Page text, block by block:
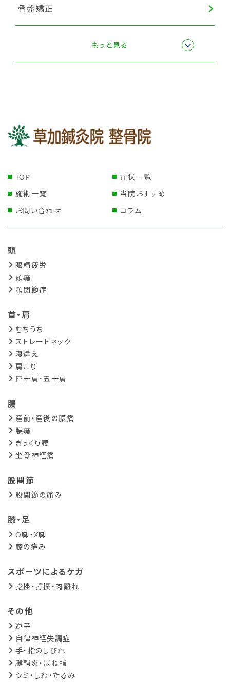
骨盤矯正
マッサージ・もみほぐしもっと見る
TOP
症状一覧
施術一覧
当院おすすめ
お問い合わせ
コラム
頭
眼精疲労
頭痛
顎関節症
首・肩
むちうち
ストレートネック
寝違え
肩こり
四十肩・五十肩
腰
産前・産後の腰痛
腰痛
ぎっくり腰
坐骨神経痛
股関節
股関節の痛み
膝・足
O脚・X脚
膝の痛み
スポーツによるケガ
捻挫・打撲・肉離れ
その他
逆子
自律神経失調症
手・指のしびれ
腱鞘炎・ばね指
シミ・しわ・たるみ